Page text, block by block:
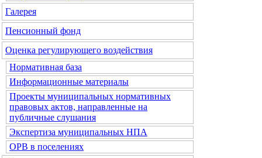
Галерея
Пенсионный фонд
Оценка регулирующего воздействия
Нормативная база
Информационные материалы
Проекты муниципальных нормативных
правовых актов, направленные на
публичные слушания
Экспертиза муниципальных НПА
ОРВ в поселениях